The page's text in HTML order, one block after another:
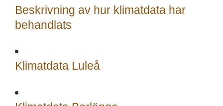
Beskrivning av hur klimatdata har
behandlats
Klimatdata Luleå